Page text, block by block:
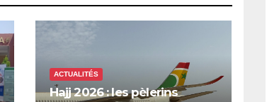
ACTUALITÉS
Hajj 2026 : les pèlerins